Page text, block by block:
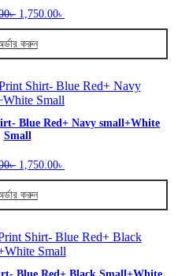
options
may
be
chosen
the
product
৳ Original
price
was:
2,250.00৳ .
1,750.00৳
price
1,750.00৳ .
করুন
product
has
multiple
variants.
The
may
be
chosen
on
product
page
Blue Red+ Navy small+White
Small
৳ Original
price
was:
2,250.00৳ .
1,750.00৳
price
1,750.00৳ .
করুন
product
has
multiple